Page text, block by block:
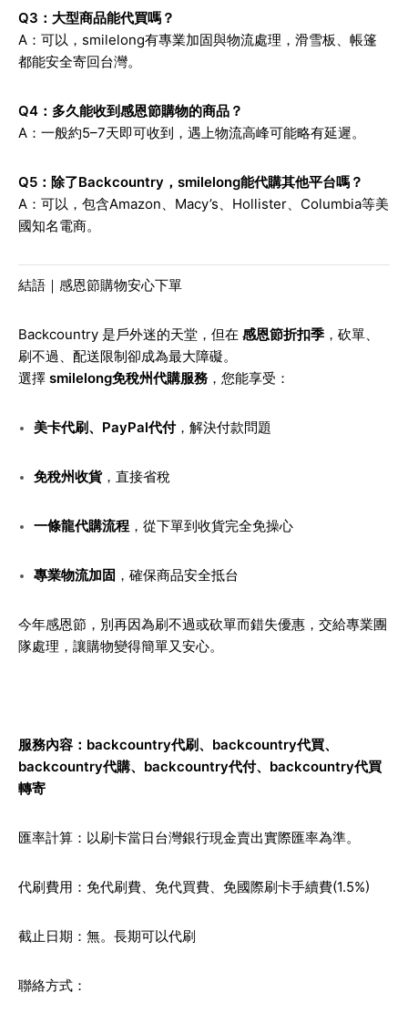
Q3：大型商品能代買嗎？
A：可以，smilelong有專業加固與物流處理，滑雪板、帳篷
都能安全寄回台灣。
Q4：多久能收到感恩節購物的商品？
A：一般約5–7天即可收到，遇上物流高峰可能略有延遲。
Q5：除了Backcountry，smilelong能代購其他平台嗎？
A：可以，包含Amazon、Macy’s、Hollister、Columbia等美
國知名電商。
結語｜感恩節購物安心下單
Backcountry 是戶外迷的天堂，但在 感恩節折扣季 ，砍單、
刷不過、配送限制卻成為最大障礙。
選擇 smilelong免稅州代購服務 ，您能享受：
美卡代刷、PayPal代付，解決付款問題
免稅州收貨，直接省稅
一條龍代購流程，從下單到收貨完全免操心
專業物流加固 ，確保商品安全抵台
今年感恩節，別再因為刷不過或砍單而錯失優惠，交給專業團
隊處理，讓購物變得簡單又安心。
服務內容：backcountry代刷、backcountry代買、
backcountry代購、backcountry代付、backcountry代買
轉寄
匯率計算：以刷卡當日台灣銀行現金賣出實際匯率為準。
代刷費用：免代刷費、免代買費、免國際刷卡手續費(1.5%)
截止日期：無。長期可以代刷
聯絡方式：